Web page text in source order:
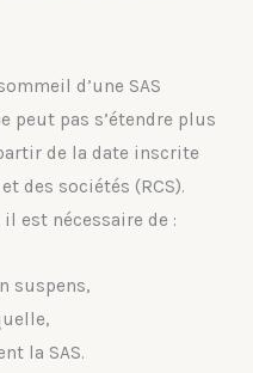
d’une SAS
peut pas s’étendre plus
de la date inscrite
des sociétés (RCS).
il est nécessaire de :
suspens,
la SAS.